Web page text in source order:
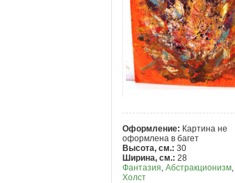
Оформление: Картина не
оформлена в багет
Высота, см.: 30
Ширина, см.: 28
Фантазия, Абстракционизм,
Холст